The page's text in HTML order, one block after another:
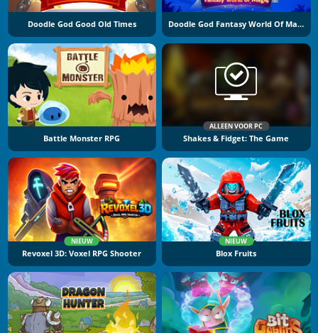
Doodle God Good Old Times Doodle God Fantasy World Of Magic
Battle Monster RPG
ALLEEN VOOR PC
Shakes & Fidget: The Game
NIEUW
Revoxel 3D: Voxel RPG Shooter
NIEUW
Blox Fruits